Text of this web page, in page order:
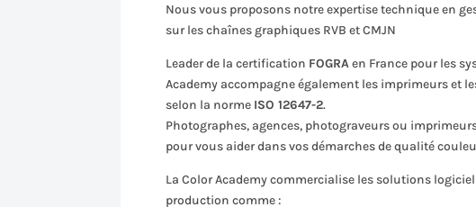
Nous vous proposons notre expertise technique en
sur les chaînes graphiques RVB et CMJN
Leader de la certification FOGRA en France pour les
Academy accompagne également les imprimeurs et
selon la norme ISO 12647-2.
Photographes, agences, photograveurs ou
pour vous aider dans vos démarches de qualité
La Color Academy commercialise les solutions
production comme :